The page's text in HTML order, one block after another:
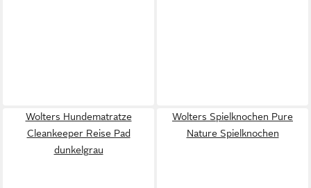
Wolters Hundematratze
Cleankeeper Reise Pad
dunkelgrau
Wolters Spielknochen Pure
Nature Spielknochen